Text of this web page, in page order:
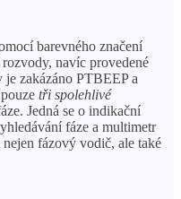
barevného značení
navíc provedené
zakázáno PTBEEP a
tři spolehlivé
Jedná se o indikační
fáze a multimetr
fázový vodič, ale také